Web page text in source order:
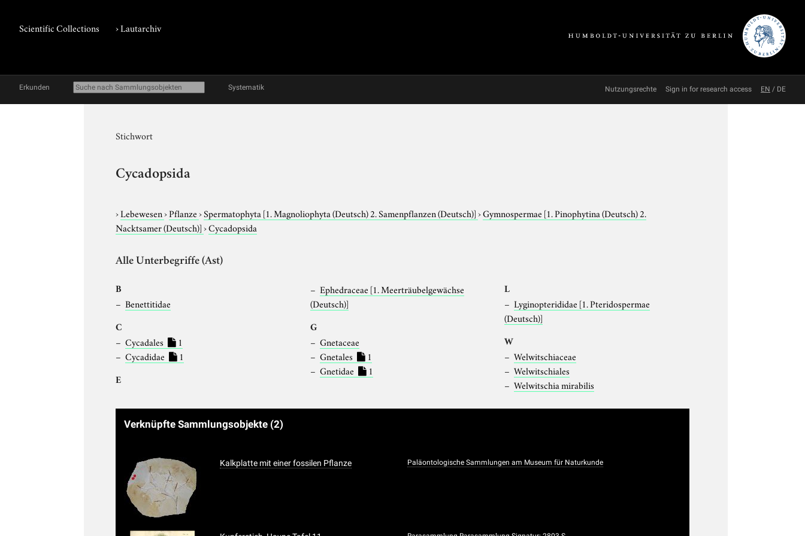
Scientific Collections ›Lautarchiv
Erkunden Systematik Nutzungsrechte Sign in for research access EN / DE
Stichwort
Cycadopsida
›Lebewesen›Pflanze›Spermatophyta [1. Magnoliophyta (Deutsch) 2. Samenpflanzen (Deutsch)]›Gymnospermae [1. Pinophytina (Deutsch) 2.
Nacktsamer (Deutsch)]›Cycadopsida
Alle Unterbegriffe (Ast)
B
Benettitidae
C
Cycadales
1
Cycadidae
1
E
Ephedraceae [1. Meerträubelgewächse
(Deutsch)]
G
Gnetaceae
Gnetales
1
Gnetidae
1
L
Lyginopterididae [1. Pteridospermae
(Deutsch)]
W
Welwitschiaceae
Welwitschiales
Welwitschia mirabilis
Verknüpfte Sammlungsobjekte (2)
Kalkplatte mit einer fossilen Pflanze Paläontologische Sammlungen am Museum für Naturkunde